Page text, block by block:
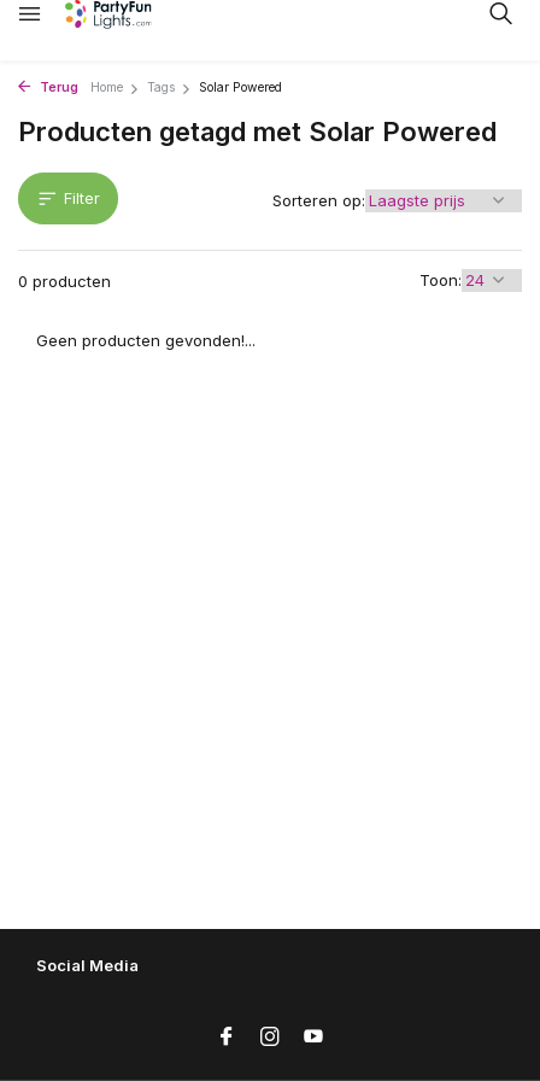
Terug Home Tags Solar Powered
Producten getagd met Solar Powered
Filter
0 producten Toon:
Sorteren op:
Geen producten gevonden!...
Social Media